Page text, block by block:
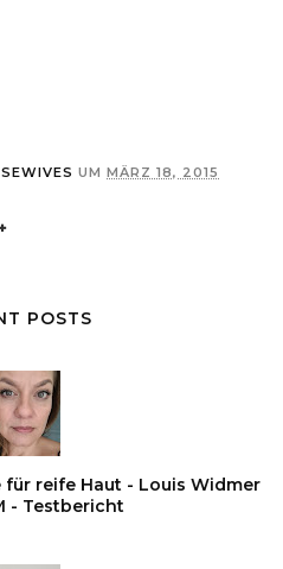
UM MÄRZ 18, 2015
POSTS
reife Haut - Louis Widmer
- Testbericht